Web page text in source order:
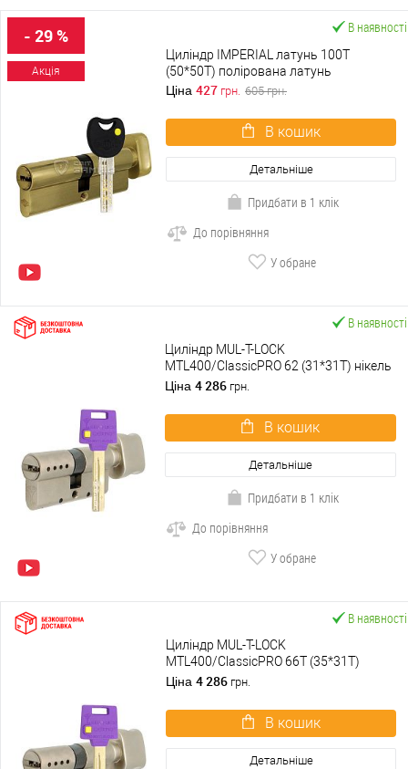
- 29 %
Акція
В наявності
Циліндр IMPERIAL латунь 100T
(50*50T) полірована латунь
Ціна 427 грн. 605грн.
В кошик
Детальніше
Придбати в 1 клік
До порівняння
У обране
В наявності
Циліндр MUL-T-LOCK
MTL400/ClassicPRO 62 (31*31T) нікель
сатин
Ціна 4 286 грн.
В кошик
Детальніше
Придбати в 1 клік
До порівняння
У обране
В наявності
Циліндр MUL-T-LOCK
MTL400/ClassicPRO 66T (35*31T)
нікель сатин
Ціна 4 286 грн.
В кошик
Детальніше